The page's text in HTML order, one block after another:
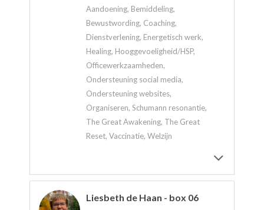
Aandoening, Bemiddeling,
Bewustwording, Coaching,
Dienstverlening, Energetisch werk,
Healing, Hooggevoeligheid/HSP,
Officewerkzaamheden,
Ondersteuning social media,
Ondersteuning websites,
Organiseren, Schumann resonantie,
The Great Awakening, The Great
Reset, Vaccinatie, Welzijn
Liesbeth de Haan - box 06